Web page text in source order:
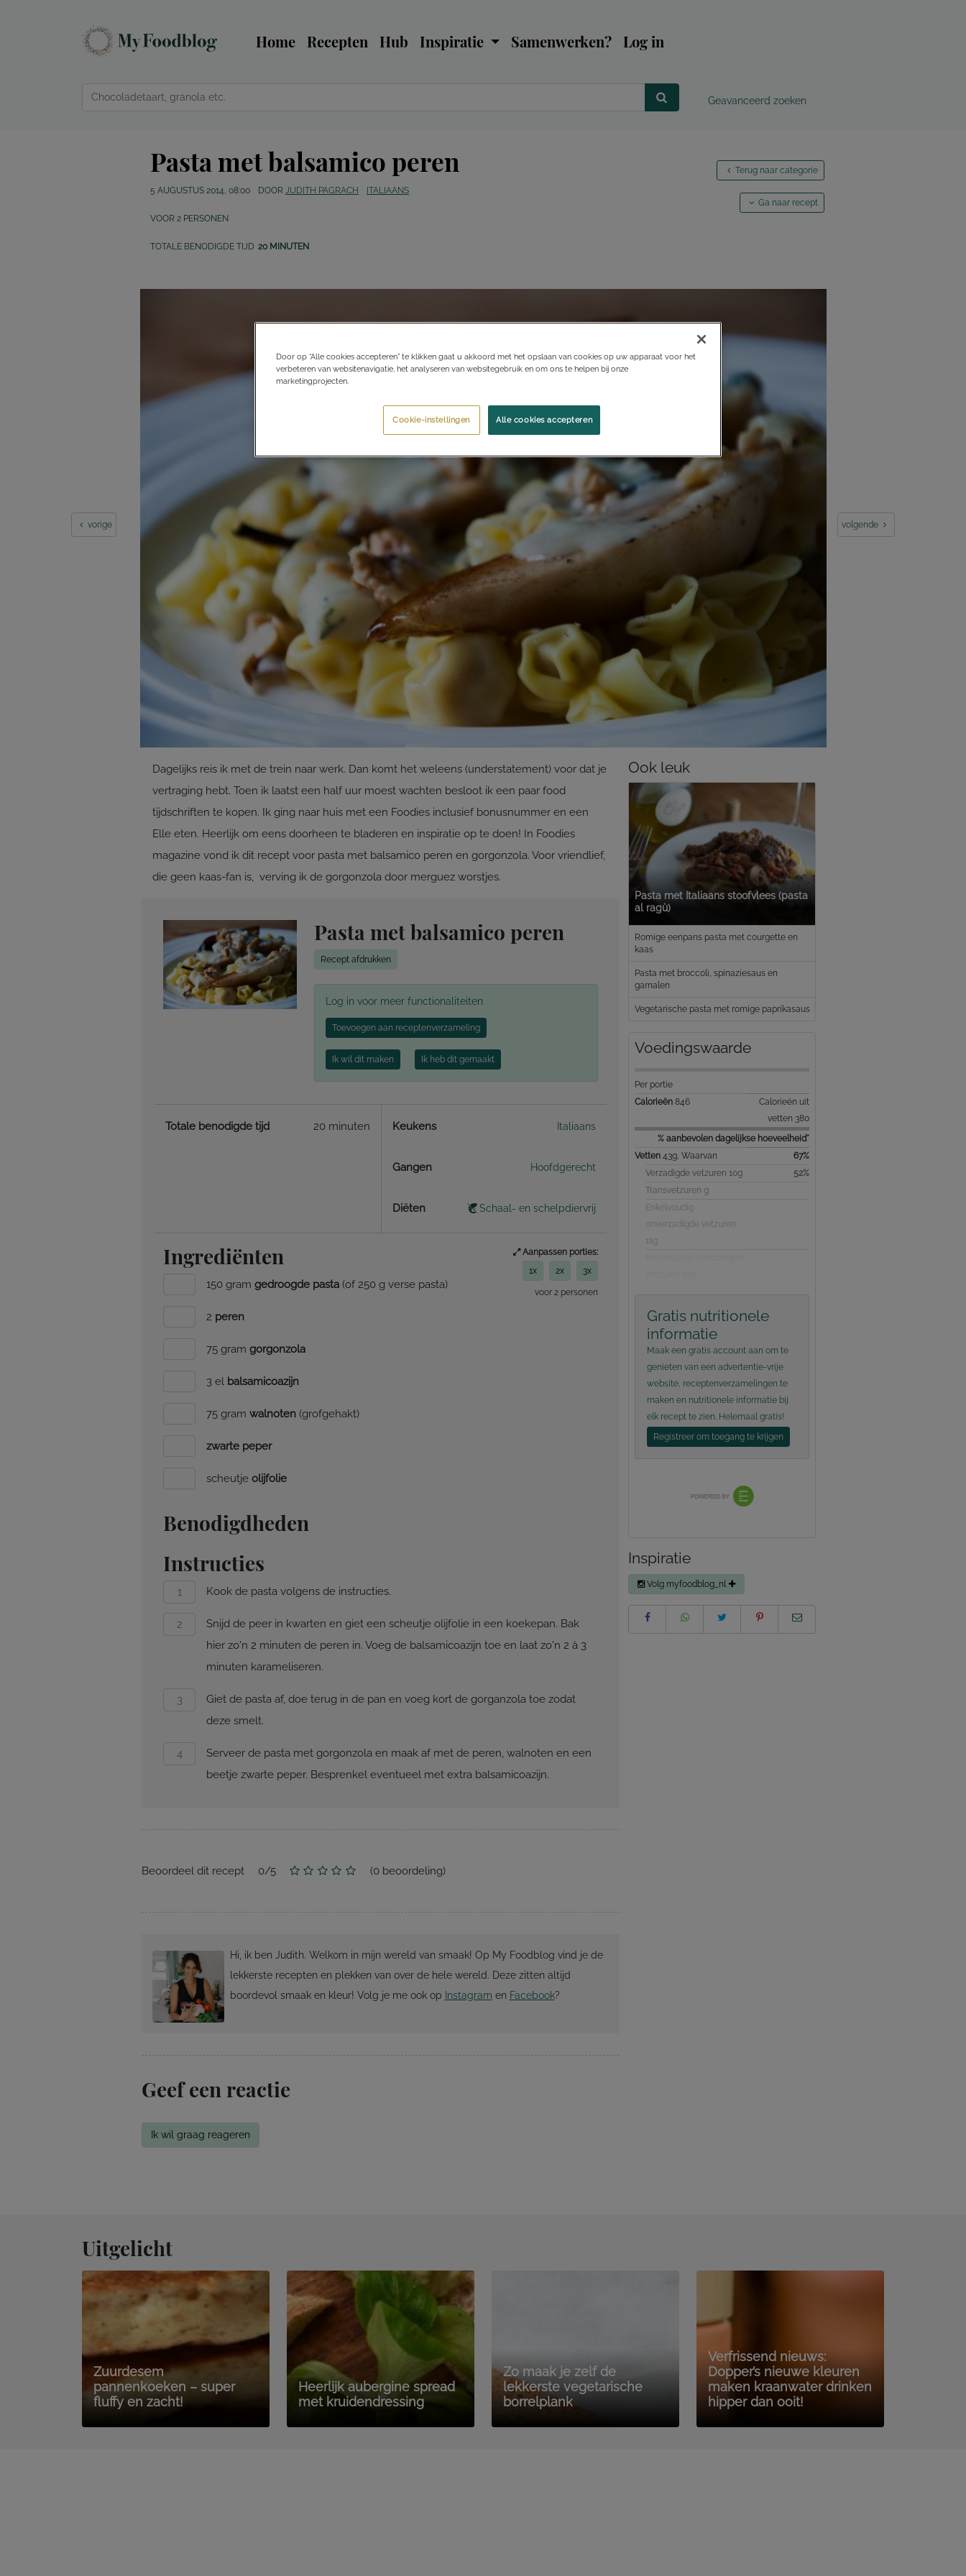
Home Recepten Hub Inspiratie Samenwerken? Log in
Geavanceerd zoeken
Pasta met balsamico peren
5 AUGUSTUS 2014, 08:00 DOOR JUDITH PAGRACH ITALIAANS
VOOR 2 PERSONEN
TOTALE BENODIGDE TIJD 20 MINUTEN
Terug naar categorie
Ga naar recept
vorige volgende
Dagelijks reis ik met de trein naar werk. Dan komt het weleens (understatement) voor dat je
vertraging hebt. Toen ik laatst een half uur moest wachten besloot ik een paar food
tijdschriften te kopen. Ik ging naar huis met een Foodies inclusief bonusnummer en een
Elle eten. Heerlijk om eens doorheen te bladeren en inspiratie op te doen! In Foodies
magazine vond ik dit recept voor pasta met balsamico peren en gorgonzola. Voor vriendlief,
die geen kaas-fan is, verving ik de gorgonzola door merguez worstjes.
Pasta met balsamico peren
Recept afdrukken
Log in voor meer functionaliteiten
Toevoegen aan receptenverzameling
Ik wil dit maken Ik heb dit gemaakt
Totale benodigde tijd 20 minuten Keukens Italiaans
Gangen Hoofdgerecht
Diëten Schaal- en schelpdiervrij
Aanpassen porties:
1x 2x 3x
voor 2 personen
Ingrediënten
150 gram gedroogde pasta (of 250 g verse pasta)
2 peren
75 gram gorgonzola
3 el balsamicoazijn
75 gram walnoten (grofgehakt)
zwarte peper
scheutje olijfolie
Benodigdheden
Instructies
Kook de pasta volgens de instructies.
Snijd de peer in kwarten en giet een scheutje olijfolie in een koekepan. Bak
hier zo'n 2 minuten de peren in. Voeg de balsamicoazijn toe en laat zo'n 2 à 3
minuten karameliseren.
Giet de pasta af, doe terug in de pan en voeg kort de gorganzola toe zodat
deze smelt.
Serveer de pasta met gorgonzola en maak af met de peren, walnoten en een
beetje zwarte peper. Besprenkel eventueel met extra balsamicoazijn.
Beoordeel dit recept 0/5 (0beoordeling)
Hi, ik ben Judith. Welkom in mijn wereld van smaak! Op My Foodblog vind je de
lekkerste recepten en plekken van over de hele wereld. Deze zitten altijd
boordevol smaak en kleur! Volg je me ook op Instagram en Facebook?
Ook leuk
Pasta met Italiaans stoofvlees (pasta
al ragù)
Romige eenpans pasta met courgette en
kaas
Pasta met broccoli, spinaziesaus en
garnalen
Vegetarische pasta met romige paprikasaus
Voedingswaarde
Per portie
Calorieën 846
Calorieën uit
vetten 380
% aanbevolen dagelijkse hoeveelheid*
Vetten 43g, Waarvan
67%
Verzadigde vetzuren 10g
52%
Transvetzuren g
Enkelvoudig
onverzadigde vetzuren
11g
Gratis nutritionele
informatie
Maak een gratis account aan om te
genieten van een advertentie-vrije
website, receptenverzamelingen te
maken en nutritionele informatie bij
elk recept te zien. Helemaal gratis!
Registreer om toegang te krijgen
Inspiratie
Volg myfoodblog_nl
Geef een reactie
Ik wil graag reageren
Uitgelicht
Zuurdesem
pannenkoeken – super
fluffy en zacht!
Heerlijk aubergine spread
met kruidendressing
Zo maak je zelf de
lekkerste vegetarische
borrelplank
Verfrissend nieuws:
Dopper’s nieuwe kleuren
maken kraanwater drinken
hipper dan ooit!
Door op “Alle cookies accepteren” te klikken gaat u akkoord met het opslaan van cookies op uw apparaat voor het
verbeteren van websitenavigatie, het analyseren van websitegebruik en om ons te helpen bij onze
marketingprojecten.
Alle cookies accepteren
Cookie-instellingen